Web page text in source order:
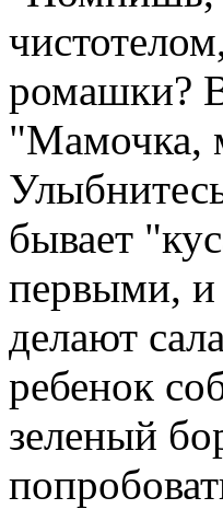
ромашки?
"Мамочка,
бывает
первыми, и
делают
ребенок
зеленый